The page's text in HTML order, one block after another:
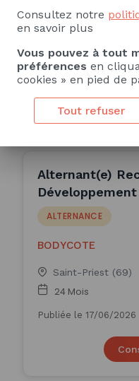
RENAISON (42)
Publiée le 23/06/2026
Alternant(e)
Métallurgie (H/F)
ALTERNANCE
BODYCOTE
Saint-Priest (69)
24 Mois
Publiée le 17/06/2026
Consultez notre
en savoir plus
Vous pouvez à tout
préférences en
cookies » en pied de
Tout refuser